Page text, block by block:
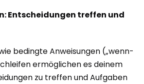
Entscheidungen treffen und
bedingte Anweisungen („wenn-
ermöglichen es deinem
zu treffen und Aufgaben